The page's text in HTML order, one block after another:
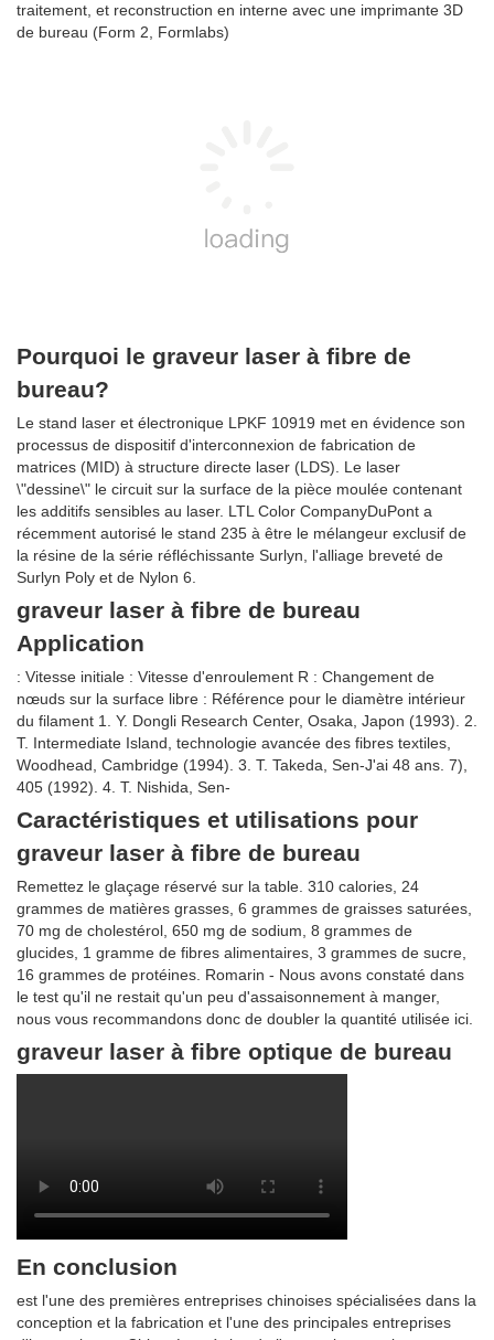
traitement, et reconstruction en interne avec une imprimante 3D
de bureau (Form 2, Formlabs)
Pourquoi le graveur laser à fibre de
bureau?
Le stand laser et électronique LPKF 10919 met en évidence son
processus de dispositif d'interconnexion de fabrication de
matrices (MID) à structure directe laser (LDS). Le laser
\"dessine\" le circuit sur la surface de la pièce moulée contenant
les additifs sensibles au laser. LTL Color CompanyDuPont a
récemment autorisé le stand 235 à être le mélangeur exclusif de
la résine de la série réfléchissante Surlyn, l'alliage breveté de
Surlyn Poly et de Nylon 6.
graveur laser à fibre de bureau
Application
: Vitesse initiale : Vitesse d'enroulement R : Changement de
nœuds sur la surface libre : Référence pour le diamètre intérieur
du filament 1. Y. Dongli Research Center, Osaka, Japon (1993). 2.
T. Intermediate Island, technologie avancée des fibres textiles,
Woodhead, Cambridge (1994). 3. T. Takeda, Sen-J'ai 48 ans. 7),
405 (1992). 4. T. Nishida, Sen-
Caractéristiques et utilisations pour
graveur laser à fibre de bureau
Remettez le glaçage réservé sur la table. 310 calories, 24
grammes de matières grasses, 6 grammes de graisses saturées,
70 mg de cholestérol, 650 mg de sodium, 8 grammes de
glucides, 1 gramme de fibres alimentaires, 3 grammes de sucre,
16 grammes de protéines. Romarin - Nous avons constaté dans
le test qu'il ne restait qu'un peu d'assaisonnement à manger,
nous vous recommandons donc de doubler la quantité utilisée ici.
graveur laser à fibre optique de bureau
En conclusion
est l'une des premières entreprises chinoises spécialisées dans la
conception et la fabrication et l'une des principales entreprises